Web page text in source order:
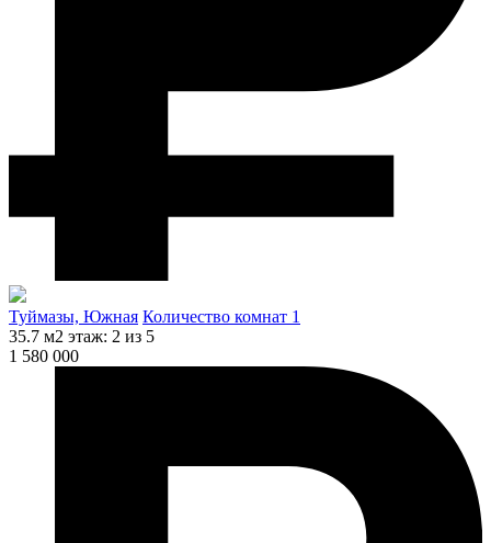
Туймазы, Южная Количество комнат 1
35.7 м2 этаж: 2 из 5
1 580 000